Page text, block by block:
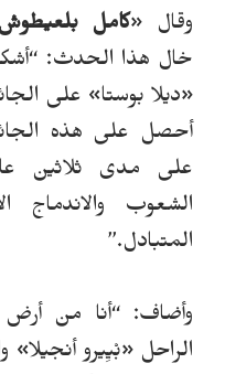
وقال «كامل
خال هذا الحدث: “
«ديلا بوستا» على
أحصل على هذه
على مدى ثلاثين
الشعوب والاندماج
المتبادل.”
وأضاف: “أنا من
الراحل «بْيِيرو